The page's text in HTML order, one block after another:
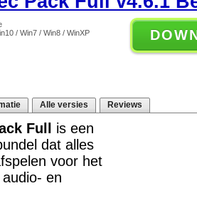
/ Win7 / Win8 / WinXP
Alle versies Reviews
Full
is een
dat alles
voor het
en